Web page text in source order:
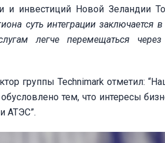
и инвестиций Новой Зеландии
суть интеграции заключается
легче перемещаться через
группы Technimark отметил:
тем, что интересы
АТЭС”.